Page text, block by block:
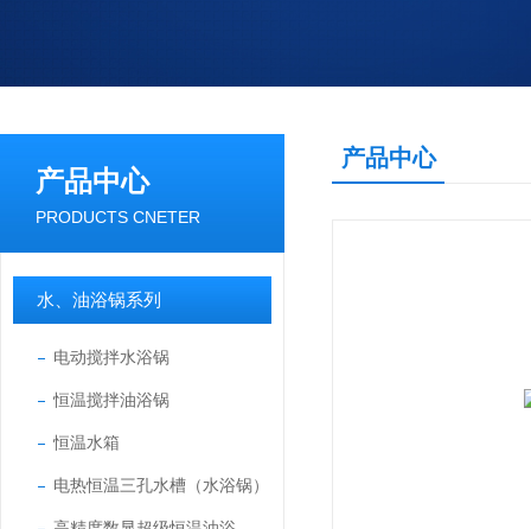
产品中心
PRODUCTS CNETER
水、油浴锅系列
电动搅拌水浴锅
恒温搅拌油浴锅
恒温水箱
电热恒温三孔水槽（水浴锅）
产品中心